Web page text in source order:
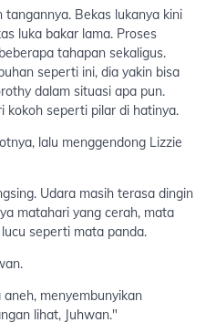
Bekas lukanya kini
luka bakar lama. Proses
tahapan sekaligus.
seperti ini, dia yakin bisa
dalam situasi apa pun.
kokoh seperti pilar di hatinya.
lalu menggendong Lizzie
Udara masih terasa dingin
matahari yang cerah, mata
seperti mata panda.
menyembunyikan
lihat, Juhwan."